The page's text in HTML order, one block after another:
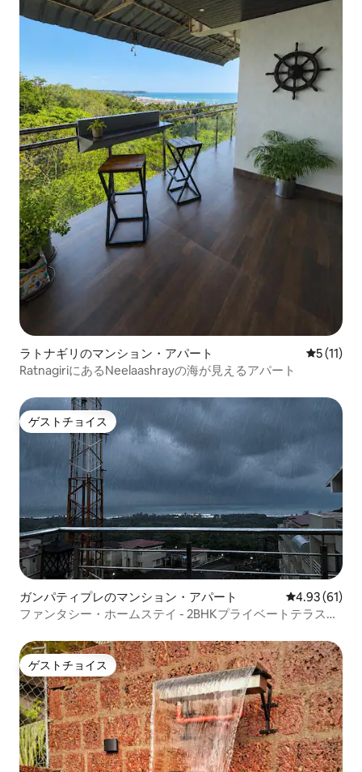
ラトナギリのマンション・アパート レビュー
5 (11)
RatnagiriにあるNeelaashrayの海が見えるアパート
ゲストチョイス
ゲストチョイス
ガンパティプレのマンション・アパート レビュー61
4.93 (61)
ファンタシー・ホームステイ - 2BHKプライベートテラス・
ゲストチョイス
ゲストチョイス